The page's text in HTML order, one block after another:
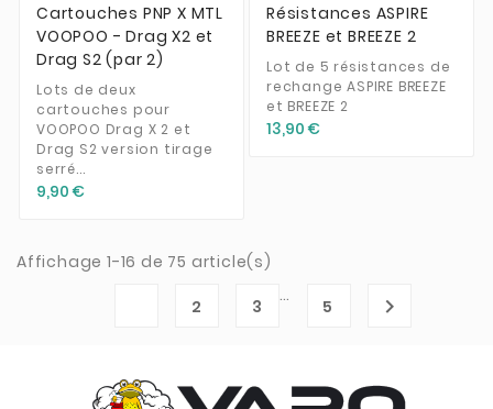
Cartouches PNP X MTL
VOOPOO - Drag X2 et
Drag S2 (par 2)
Lots de deux
cartouches pour
VOOPOO Drag X 2 et
Drag S2 version tirage
serré...
9,90 €
Résistances ASPIRE
BREEZE et BREEZE 2
Lot de 5 résistances de
rechange ASPIRE BREEZE
et BREEZE 2
13,90 €
Affichage 1-16 de 75 article(s)
2 3
…
5 